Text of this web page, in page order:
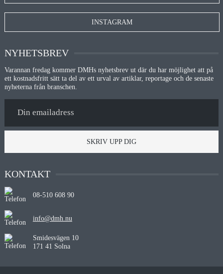
INSTAGRAM
NYHETSBREV
Varannan fredag kommer DMHs nyhetsbrev ut där du har möjlighet att på
ett kostnadsfritt sätt ta del av ett urval av artiklar, reportage och de senaste
nyheterna från branschen.
SKRIV UPP DIG
KONTAKT
08-510 608 90
info@dmh.nu
Smidesvägen 10
171 41 Solna